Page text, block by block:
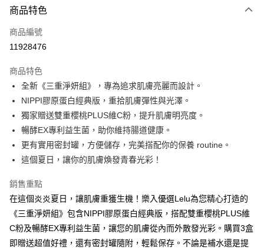
信用卡一次付款
LINE Pay
街口支付
悠遊付
Google Pay
全盈+PAY
相關說明
【大哥付你分期使用說明】
1.本服務由台灣大哥大提供，台灣大哥大用戶可立即使用無須另外申請。
2.付款方式選擇「大哥付你分期」，訂單成立後會自動跳轉到大哥付的交易
流程，驗證手機門號後，選擇欲分期的期數、繳款截止日，確認付款後即完
成交易。
商品特色
商品編號
11928476
商品特色
全新《三重淨妍組》，專為追求肌膚亮麗而設計。
NIPPI膠原蛋白經典版，重拾肌膚彈性與光澤。
獨家贈送雙重櫻桃PLUS維C粉，提升肌膚明亮度。
暢酵EX專利益生菌，助你維持腸道健康。
更有實用密封罐，方便儲存，完美搭配你的保養 routine。
這個夏日，讓你的肌膚煥發青春光彩！
銷售重點
在這個炎炎夏日，讓肌膚重獲生機！樂入優選Lelu為您精心打造的
《三重淨妍組》包含NIPPI膠原蛋白經典版，搭配雙重櫻桃PLUS維
C粉及暢酵EX專利益生菌，讓您的肌膚從內而外散發光彩。購買3盒
即贈送超值好禮，還有密封罐隨附，輕鬆保存。不論是補水還是提